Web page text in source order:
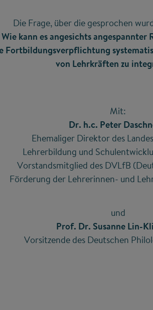
Die Frage, über die gesprochen
Wie kann es angesichts angespannter
Fortbildungsverpflichtung
von Lehrkräften zu
Mit:
Dr. h.c. Peter
Ehemaliger Direktor des
Lehrerbildung und
Vorstandsmitglied des DVLfB
Förderung der Lehrerinnen- und
und
Prof. Dr. Susanne Lin-
Vorsitzende des Deutschen